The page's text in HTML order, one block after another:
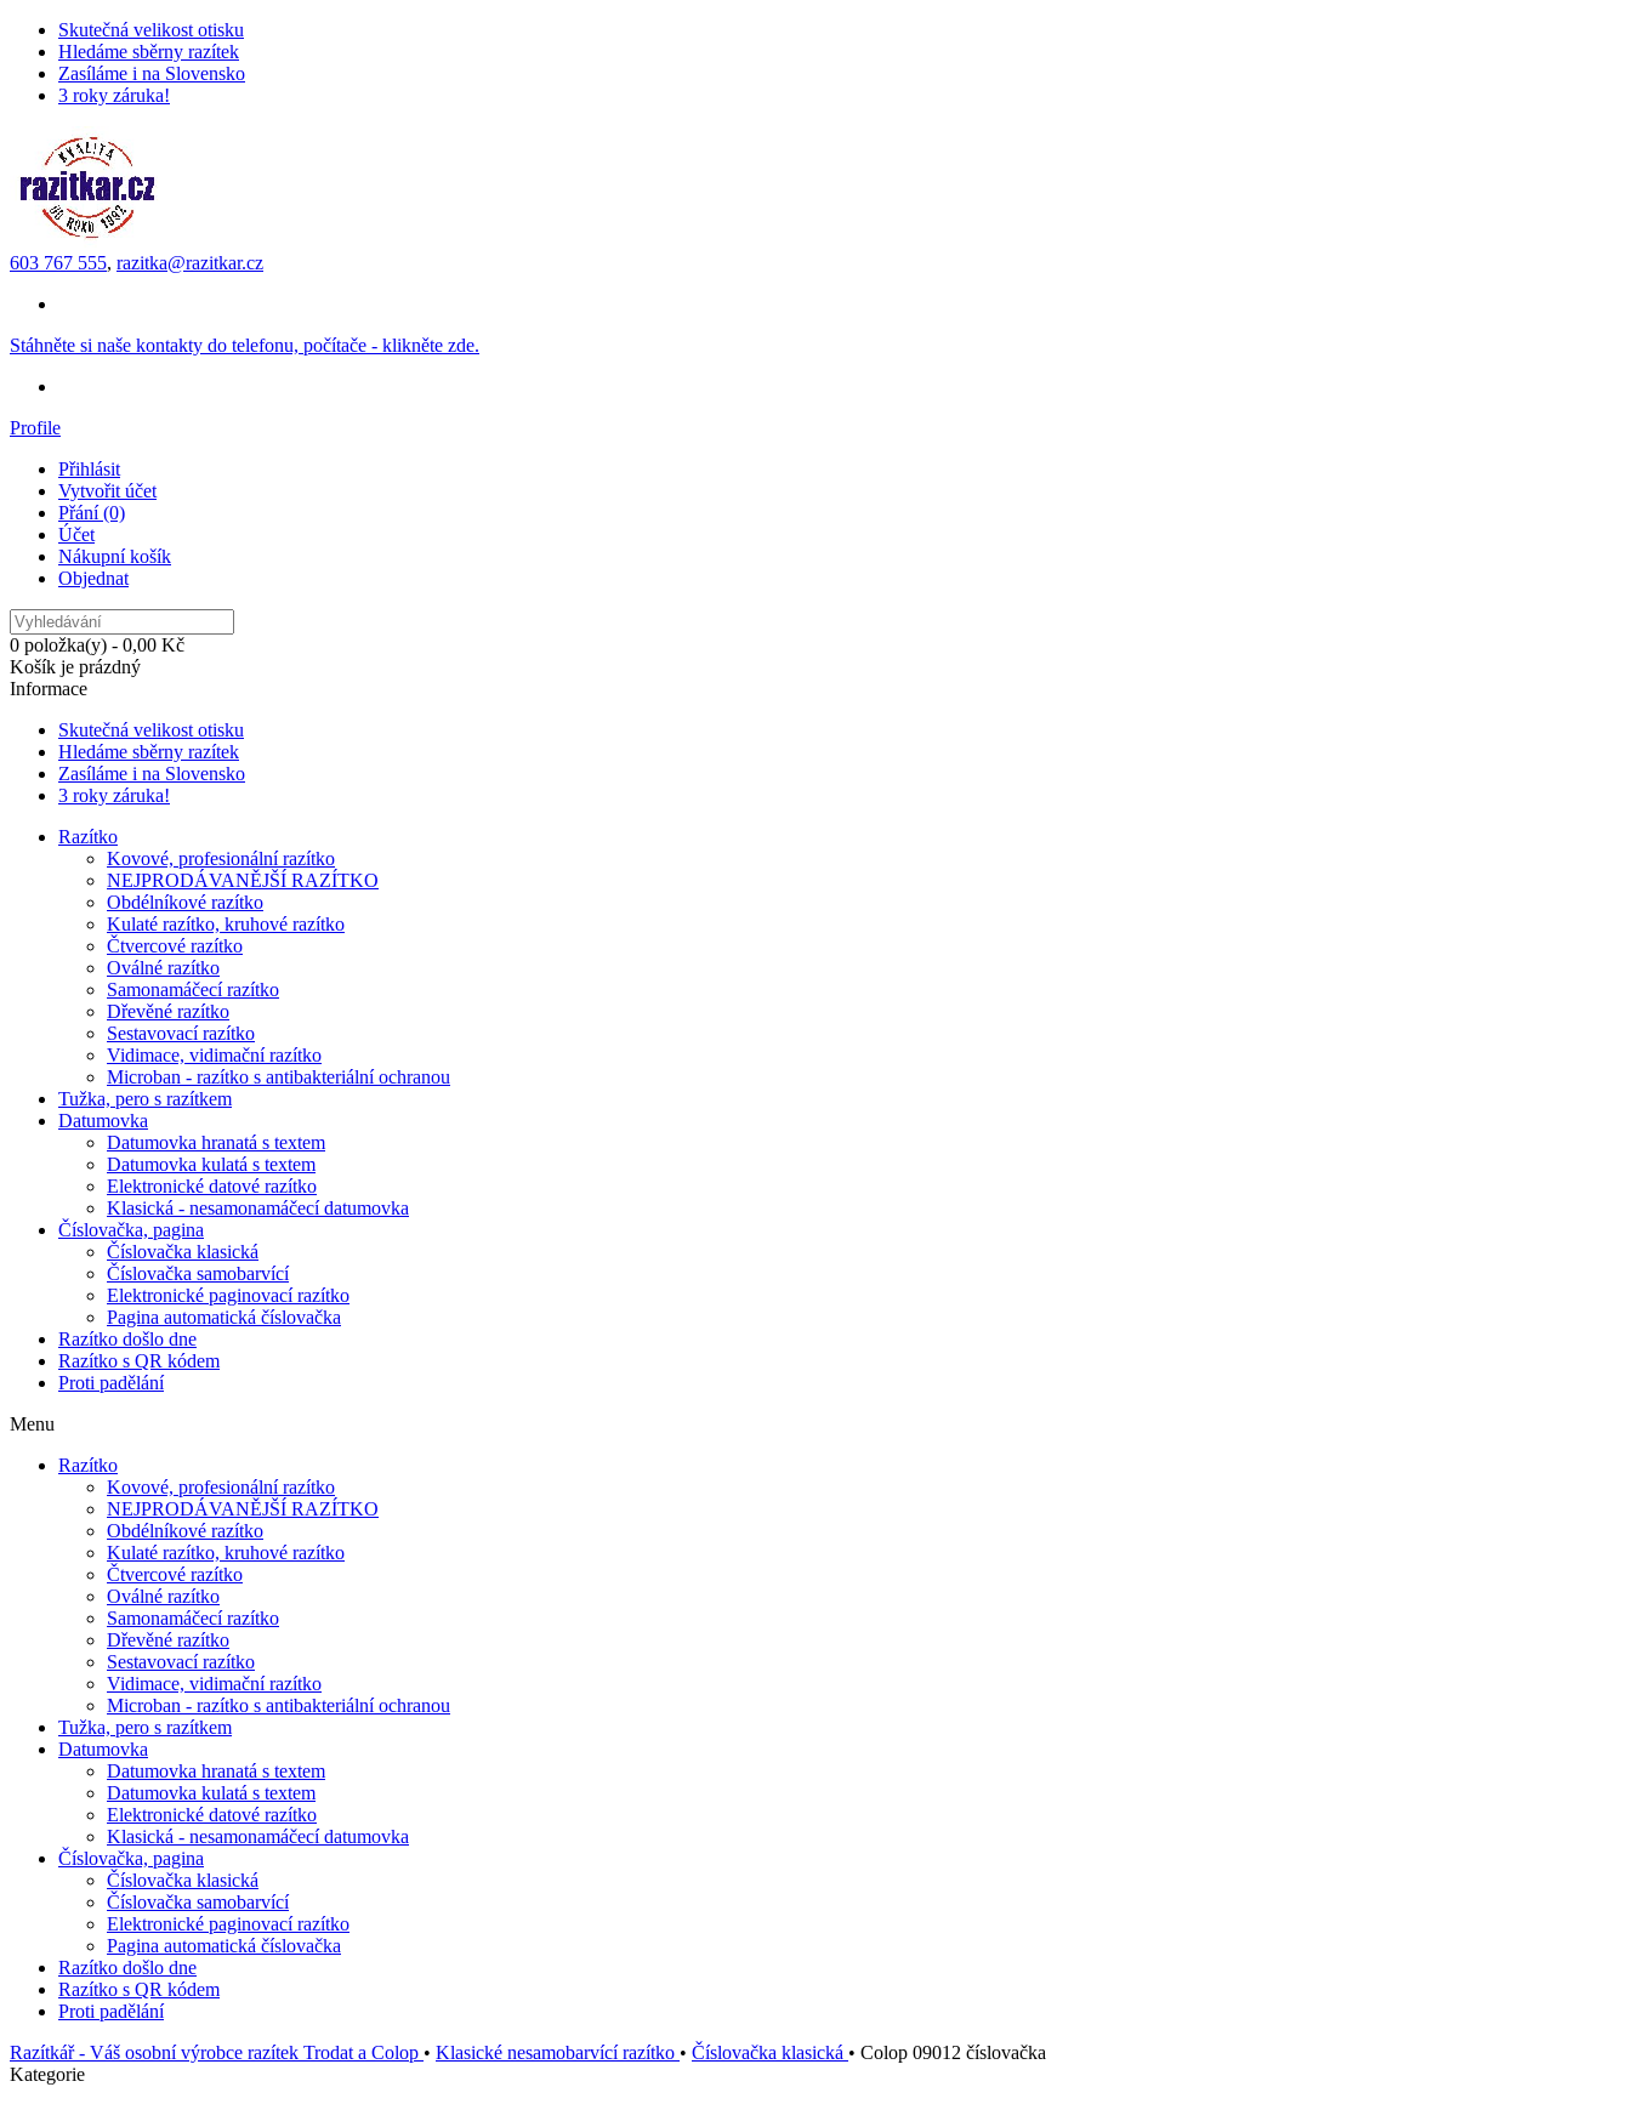
Skutečná velikost otisku
Hledáme sběrny razítek
Zasíláme i na Slovensko
3 roky záruka!
603 767 555, razitka@razitkar.cz
Stáhněte si naše kontakty do telefonu, počítače - klikněte zde.
Profile
Přihlásit
Vytvořit účet
Přání (0)
Účet
Nákupní košík
Objednat
0 položka(y) - 0,00 Kč
Košík je prázdný
Informace
Skutečná velikost otisku
Hledáme sběrny razítek
Zasíláme i na Slovensko
3 roky záruka!
Razítko
Kovové, profesionální razítko
NEJPRODÁVANĚJŠÍ RAZÍTKO
Obdélníkové razítko
Kulaté razítko, kruhové razítko
Čtvercové razítko
Oválné razítko
Samonamáčecí razítko
Dřevěné razítko
Sestavovací razítko
Vidimace, vidimační razítko
Microban - razítko s antibakteriální ochranou
Tužka, pero s razítkem
Datumovka
Datumovka hranatá s textem
Datumovka kulatá s textem
Elektronické datové razítko
Klasická - nesamonamáčecí datumovka
Číslovačka, pagina
Číslovačka klasická
Číslovačka samobarvící
Elektronické paginovací razítko
Pagina automatická číslovačka
Razítko došlo dne
Razítko s QR kódem
Proti padělání
Menu
Razítko
Kovové, profesionální razítko
NEJPRODÁVANĚJŠÍ RAZÍTKO
Obdélníkové razítko
Kulaté razítko, kruhové razítko
Čtvercové razítko
Oválné razítko
Samonamáčecí razítko
Dřevěné razítko
Sestavovací razítko
Vidimace, vidimační razítko
Microban - razítko s antibakteriální ochranou
Tužka, pero s razítkem
Datumovka
Datumovka hranatá s textem
Datumovka kulatá s textem
Elektronické datové razítko
Klasická - nesamonamáčecí datumovka
Číslovačka, pagina
Číslovačka klasická
Číslovačka samobarvící
Elektronické paginovací razítko
Pagina automatická číslovačka
Razítko došlo dne
Razítko s QR kódem
Proti padělání
Razítkář - Váš osobní výrobce razítek Trodat a Colop • Klasické nesamobarvící razítko • Číslovačka klasická • Colop 09012 číslovačka
Kategorie